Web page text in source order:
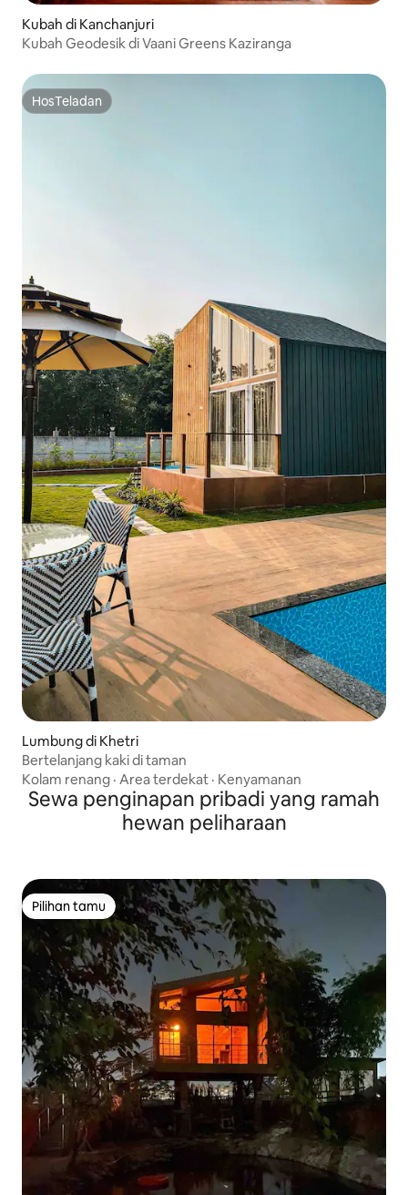
Kubah di Kanchanjuri
Kubah Geodesik di Vaani Greens Kaziranga
HosTeladan
HosTeladan
Lumbung di Khetri
Bertelanjang kaki di taman
Kolam renang · Area terdekat · Kenyamanan
Sewa penginapan pribadi yang ramah
hewan peliharaan
Pilihan tamu
Pilihan tamu